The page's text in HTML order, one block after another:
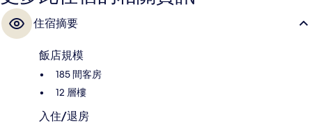
住宿摘要
飯店規模
185 間客房
12 層樓
入住/退房